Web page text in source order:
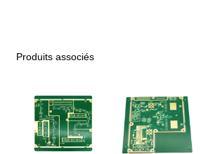
Produits associés